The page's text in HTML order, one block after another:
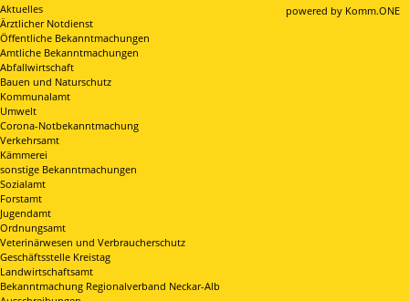
powered by Komm.ONE
Aktuelles
Ärztlicher Notdienst
Öffentliche Bekanntmachungen
Amtliche Bekanntmachungen
Abfallwirtschaft
Bauen und Naturschutz
Kommunalamt
Umwelt
Corona-Notbekanntmachung
Verkehrsamt
Kämmerei
sonstige Bekanntmachungen
Sozialamt
Forstamt
Jugendamt
Ordnungsamt
Veterinärwesen und Verbraucherschutz
Geschäftsstelle Kreistag
Landwirtschaftsamt
Bekanntmachung Regionalverband Neckar-Alb